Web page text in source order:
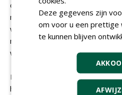
daarom deze aanbieding. Je
markt die bereid zijn om te
weten dat de Rovimo nieuw is,
maar geloven erin dat dit de
worden beloond met een lagere
Bovendien geldt voor een
heel andere benadering qua
Deze gegevens zijn
om voor u een prettige
te kunnen blijven